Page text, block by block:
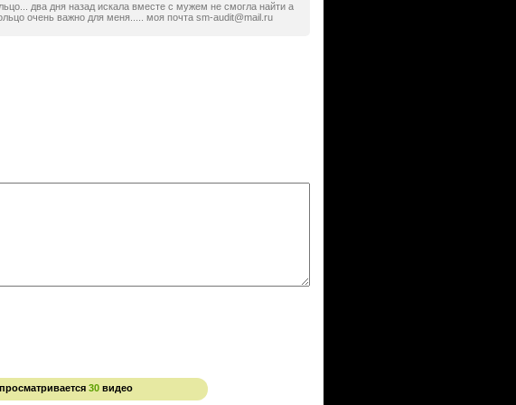
два дня назад искала вместе с мужем не смогла найти а
очень важно для меня..... моя почта sm-audit@mail.ru
30видео